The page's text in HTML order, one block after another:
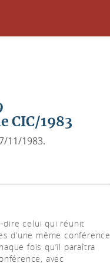
CIC/1983
11/1983.
dire celui qui réunit
d’une même conférence
fois qu’il paraîtra
avec